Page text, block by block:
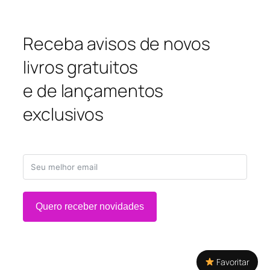
Receba avisos de novos
livros gratuitos
e de lançamentos
exclusivos
Quero receber novidades
Favoritar